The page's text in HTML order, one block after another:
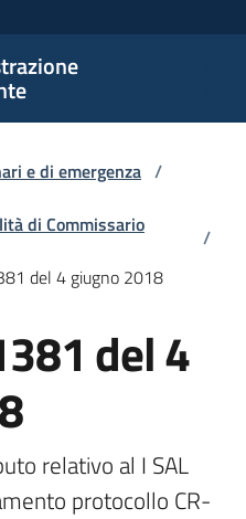
e di emergenza /
di Commissario
/
del 4 giugno 2018
del 4
relativo al I SAL
protocollo CR-